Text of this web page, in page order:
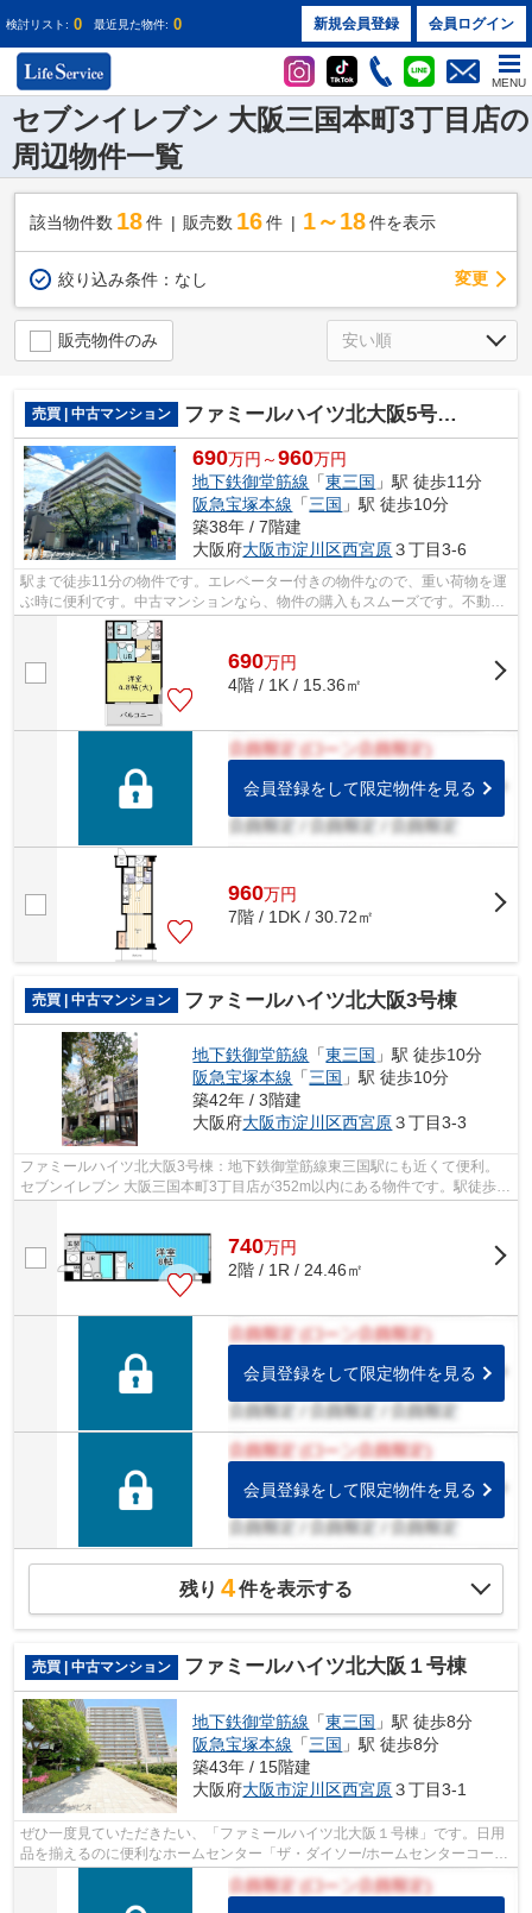
検討リスト: 0 最近見た物件: 0 新規会員登録 会員ログイン
MENU
セブンイレブン 大阪三国本町3丁目店の
周辺物件一覧
該当物件数 18件 販売数 16 件 1～18 件を表示
絞り込み条件： なし 変更
販売物件のみ
売買 | 中古マンション ファミールハイツ北大阪5号棟弐番館
690万円～960万円
地下鉄御堂筋線 「東三国 」駅 徒歩11分
阪急宝塚本線 「三国 」駅 徒歩10分
築38年 / 7階建
大阪府大阪市淀川区西宮原３丁目3-6
駅まで徒歩11分の物件です。エレベーター付きの物件なので、重い荷物を運
ぶ時に便利です。中古マンションなら、物件の購入もスムーズです。不動産
のことで悩みがあるなら、ライフサー...
690万円
4階 / 1K / 15.36㎡
会員登録をして限定物件を見る
960万円
7階 / 1DK / 30.72㎡
売買 | 中古マンション ファミールハイツ北大阪3号棟
地下鉄御堂筋線 「東三国 」駅 徒歩10分
阪急宝塚本線 「三国 」駅 徒歩10分
築42年 / 3階建
大阪府大阪市淀川区西宮原３丁目3-3
ファミールハイツ北大阪3号棟：地下鉄御堂筋線東三国駅にも近くて便利。
セブンイレブン 大阪三国本町3丁目店が352m以内にある物件です。駅徒歩
10分の物件です。不動産の購入を検討中の...
740万円
2階 / 1R / 24.46㎡
会員登録をして限定物件を見る
会員登録をして限定物件を見る
残り 4件を表示する
売買 | 中古マンション ファミールハイツ北大阪１号棟
地下鉄御堂筋線 「東三国 」駅 徒歩8分
阪急宝塚本線 「三国 」駅 徒歩8分
築43年 / 15階建
大阪府大阪市淀川区西宮原３丁目3-1
ぜひ一度見ていただきたい、「ファミールハイツ北大阪１号棟」です。日用
品を揃えるのに便利なホームセンター「ザ・ダイソー/ホームセンターコーナ
ン新大阪センイシティー店」まで、49...